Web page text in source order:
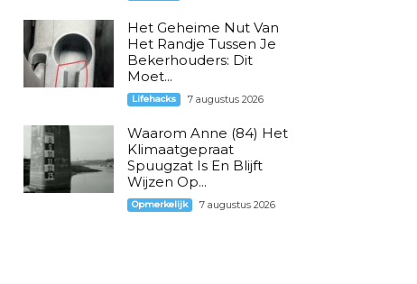
Het Geheime Nut Van
Het Randje Tussen Je
Bekerhouders: Dit
Moet...
Lifehacks 7 augustus 2026
Waarom Anne (84) Het
Klimaatgepraat
Spuugzat Is En Blijft
Wijzen Op...
Opmerkelijk 7 augustus 2026